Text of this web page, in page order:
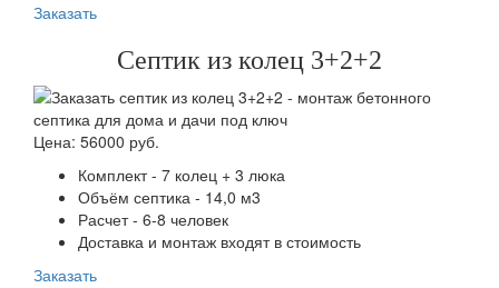
Заказать
Септик из колец 3+2+2
Цена: 56000 руб.
Комплект - 7 колец + 3 люка
Объём септика - 14,0 м3
Расчет - 6-8 человек
Доставка и монтаж входят в стоимость
Заказать